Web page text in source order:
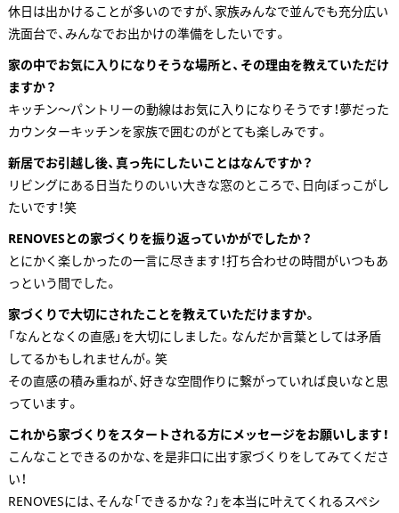
休日は出かけることが多いのですが、家族みんなで並んでも充分広い
洗面台で、みんなでお出かけの準備をしたいです。
家の中でお気に入りになりそうな場所と、その理由を教えていただけ
ますか？
キッチン～パントリーの動線はお気に入りになりそうです！夢だった
カウンターキッチンを家族で囲むのがとても楽しみです。
新居でお引越し後、真っ先にしたいことはなんですか？
リビングにある日当たりのいい大きな窓のところで、日向ぼっこがし
たいです！笑
RENOVESとの家づくりを振り返っていかがでしたか？
とにかく楽しかったの一言に尽きます！打ち合わせの時間がいつもあ
っという間でした。
家づくりで大切にされたことを教えていただけますか。
「なんとなくの直感」を大切にしました。なんだか言葉としては矛盾
してるかもしれませんが。笑
その直感の積み重ねが、好きな空間作りに繋がっていれば良いなと思
っています。
これから家づくりをスタートされる方にメッセージをお願いします！
こんなことできるのかな、を是非口に出す家づくりをしてみてくださ
い！
RENOVESには、そんな「できるかな？」を本当に叶えてくれるスペシ